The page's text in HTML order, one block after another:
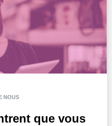
NOUS
que vous